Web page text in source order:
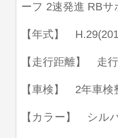
ーフ 2速発進 RB
【年式】
【走行距離】 走
【車検】 2年車検
【カラー】 シル